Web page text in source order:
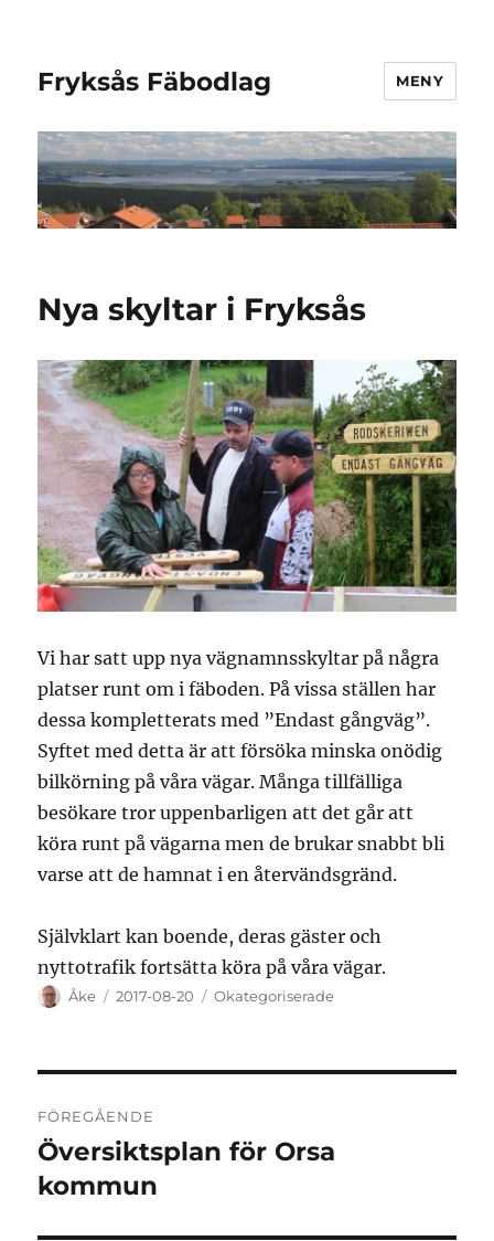
Fryksås Fäbodlag MENY
Nya skyltar i Fryksås
Vi har satt upp nya vägnamnsskyltar på några
platser runt om i fäboden. På vissa ställen har
dessa kompletterats med ”Endast gångväg”.
Syftet med detta är att försöka minska onödig
bilkörning på våra vägar. Många tillfälliga
besökare tror uppenbarligen att det går att
köra runt på vägarna men de brukar snabbt bli
varse att de hamnat i en återvändsgränd.
Självklart kan boende, deras gäster och
nyttotrafik fortsätta köra på våra vägar.
Författare
Åke
Publicerat
2017-08-20 Kategorier
Okategoriserade
FÖREGÅENDE
Föregående
inlägg:
Översiktsplan för Orsa
kommun